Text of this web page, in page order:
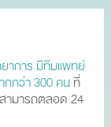
าการ มีทีมแพทย์
กกว่า 300 คน ที่
ามารถตลอด 24